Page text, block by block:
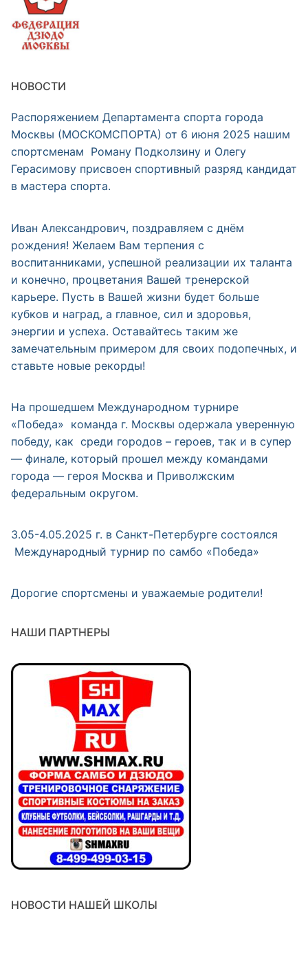
НОВОСТИ
Распоряжением Департамента спорта города
Москвы (МОСКОМСПОРТА) от 6 июня 2025 нашим
спортсменам Роману Подколзину и Олегу
Герасимову присвоен спортивный разряд кандидат
в мастера спорта.
Иван Александрович, поздравляем с днём
рождения! Желаем Вам терпения с
воспитанниками, успешной реализации их таланта
и конечно, процветания Вашей тренерской
карьере. Пусть в Вашей жизни будет больше
кубков и наград, а главное, сил и здоровья,
энергии и успеха. Оставайтесь таким же
замечательным примером для своих подопечных, и
ставьте новые рекорды!
На прошедшем Международном турнире
«Победа» команда г. Москвы одержала уверенную
победу, как среди городов – героев, так и в супер
— финале, который прошел между командами
города — героя Москва и Приволжским
федеральным округом.
3.05-4.05.2025 г. в Санкт-Петербурге состоялся
Международный турнир по самбо «Победа»
Дорогие спортсмены и уважаемые родители!
НАШИ ПАРТНЕРЫ
НОВОСТИ НАШЕЙ ШКОЛЫ